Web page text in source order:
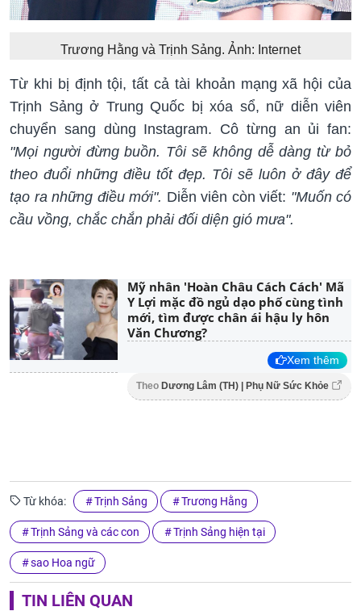
Trương Hằng và Trịnh Sảng. Ảnh: Internet
Từ khi bị định tội, tất cả tài khoản mạng xã hội của
Trịnh Sảng ở Trung Quốc bị xóa sổ, nữ diễn viên
chuyển sang dùng Instagram. Cô từng an ủi fan:
"Mọi người đừng buồn. Tôi sẽ không dễ dàng từ bỏ
theo đuổi những điều tốt đẹp. Tôi sẽ luôn ở đây để
tạo ra những điều mới". Diễn viên còn viết: "Muốn có
cầu vồng, chắc chắn phải đối diện gió mưa".
Mỹ nhân 'Hoàn Châu Cách Cách' Mã
Y Lợi mặc đồ ngủ dạo phố cùng tình
mới, tìm được chân ái hậu ly hôn
Văn Chương?
Xem thêm
Theo Dương Lâm (TH) | Phụ Nữ Sức Khỏe
Từ khóa: Trịnh Sảng Trương Hằng
Trịnh Sảng và các con Trịnh Sảng hiện tại
sao Hoa ngữ
TIN LIÊN QUAN